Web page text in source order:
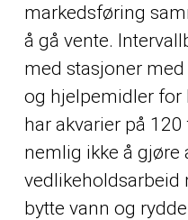
markedsføring
å gå vente.
med stasjoner
og hjelpemidler for
har akvarier på
nemlig ikke å gjøre
vedlikeholdsarbeid
bytte vann og